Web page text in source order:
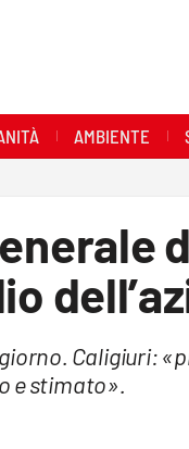
AMBIENTE
Caligiuri:
e stimato».